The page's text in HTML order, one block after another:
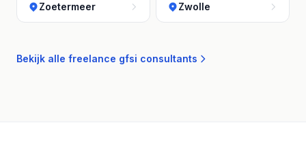
Zoetermeer Zwolle
Bekijk alle freelance gfsi consultants